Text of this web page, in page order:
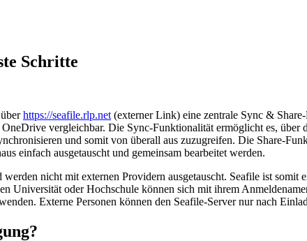
Schritte
https://seafile.rlp.net (externer Link) eine zentrale Sync &
vergleichbar. Die Sync-Funktionalität ermöglicht es, über
und somit von überall aus zuzugreifen. Die Share-
einfach ausgetauscht und gemeinsam bearbeitet werden.
nicht mit externen Providern ausgetauscht. Seafile ist
Universität oder Hochschule können sich mit ihrem
Externe Personen können den Seafile-Server nur nach